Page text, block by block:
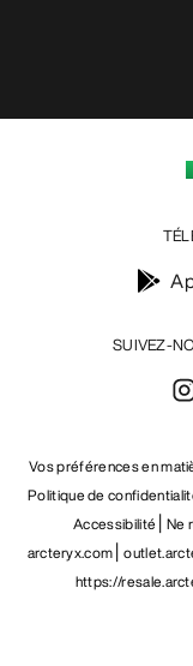
SUIVEZ-
Vos préférences en
Politique de
Accessibilité Ne
arcteryx.com
https://